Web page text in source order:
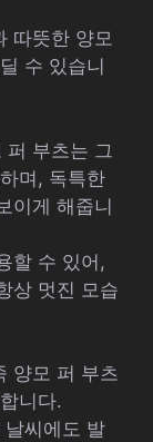
따뜻한 양모
수 있습니
부츠는 그
며, 독특한
이게 해줍니
할 수 있어,
상 멋진 모습
양모 퍼 부츠
니다.
씨에도 발